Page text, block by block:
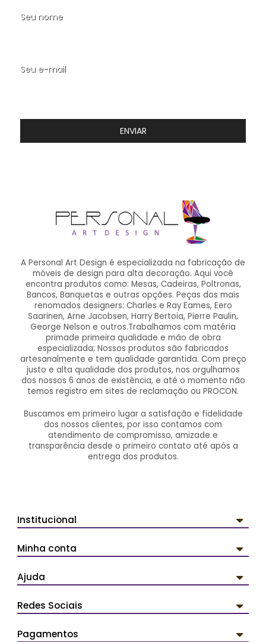
Seu nome
Seu e-mail
ENVIAR
A Personal Art Design é especializada na fabricação de
móveis de design para alta decoração. Aqui você
encontra produtos como: Mesas, Cadeiras, Poltronas,
Bancos, Banquetas e outras opções. Peças dos mais
renomados designers: Charles e Ray Eames, Eero
Saarinen, Arne Jacobsen, Harry Bertoia, Pierre Paulin,
George Nelson e outros.Trabalhamos com matéria
primade primeira qualidade e mão de obra
especializada; Nossos produtos são fabricados
artesanalmente e tem qualidade garantida. Com preço
justo e alta qualidade dos produtos, nos orgulhamos
dos nossos 6 anos de existência, e até o momento não
temos registro em sites de reclamação ou PROCON.
Buscamos em primeiro lugar a satisfação e fidelidade
dos nossos clientes, por isso contamos com
atendimento de compromisso, amizade e
transparência desde o primeiro contato até após a
entrega dos produtos.
Institucional
Minha conta
Ajuda
Redes Sociais
Pagamentos